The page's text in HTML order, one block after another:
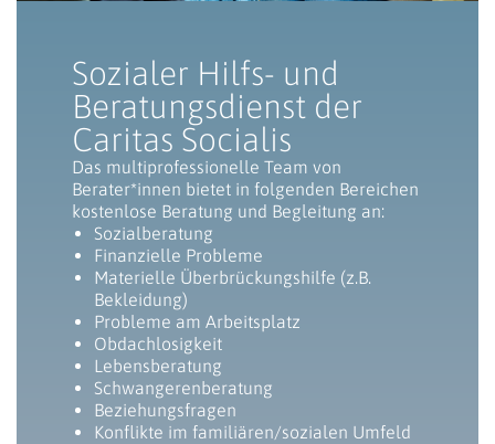
Sozialer Hilfs- und
Beratungsdienst der
Caritas Socialis
Das multiprofessionelle Team von
Berater*innen bietet in folgenden Bereichen
kostenlose Beratung und Begleitung an:
Sozialberatung
Finanzielle Probleme
Materielle Überbrückungshilfe (z.B.
Bekleidung)
Probleme am Arbeitsplatz
Obdachlosigkeit
Lebensberatung
Schwangerenberatung
Beziehungsfragen
Konflikte im familiären/sozialen Umfeld